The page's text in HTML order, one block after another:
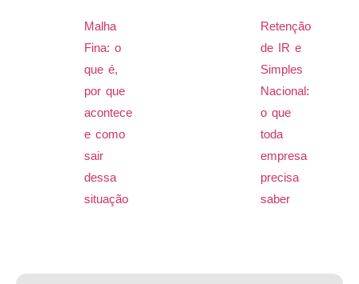
Malha
Fina: o
que é,
por que
acontece
e como
sair
dessa
situação
Retenção
de IR e
Simples
Nacional:
o que
toda
empresa
precisa
saber